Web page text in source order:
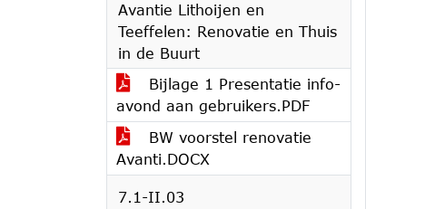
Avantie Lithoijen en
Teeffelen: Renovatie en Thuis
in de Buurt
Bijlage 1 Presentatie info-
avond aan gebruikers.PDF
BW voorstel renovatie
Avanti.DOCX
7.1-II.03